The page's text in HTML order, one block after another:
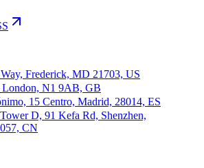
Frederick, MD 21703, US
London, N1 9AB, GB
15 Centro, Madrid, 28014, ES
D, 91 Kefa Rd, Shenzhen,
CN